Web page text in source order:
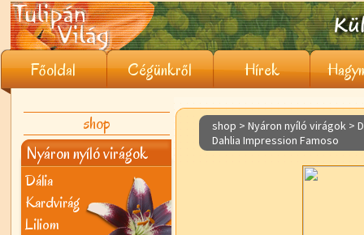
Főoldal Cégünkről Hírek
shop
Nyáron nyíló virágok
Dália
Kardvirág
Liliom
shop > Nyáron nyíló virágok >
Dahlia Impression Famoso